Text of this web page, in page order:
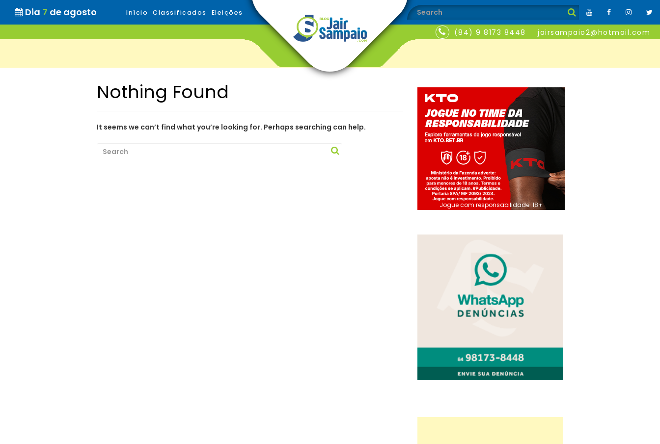
Dia 7 de agosto Início Classificados Eleições
(84) 9 8173 8448 jairsampaio2@hotmail.com
Nothing Found
It seems we can’t find what you’re looking for. Perhaps searching can help.
Jogue com responsabilidade. 18+